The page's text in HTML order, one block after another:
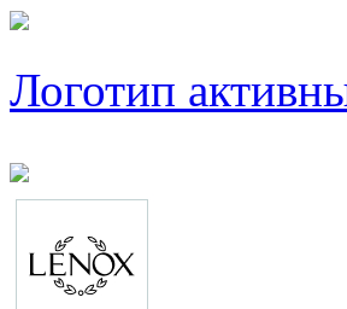
Логотип